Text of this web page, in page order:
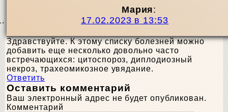
Мария:
17.02.2023 в 13:53
Здравствуйте. К этому списку болезней можно
добавить еще несколько довольно часто
встречающихся: цитоспороз, диплодиозный
некроз, трахеомикозное увядание.
Ответить
Оставить комментарий
Ваш электронный адрес не будет опубликован.
Комментарий